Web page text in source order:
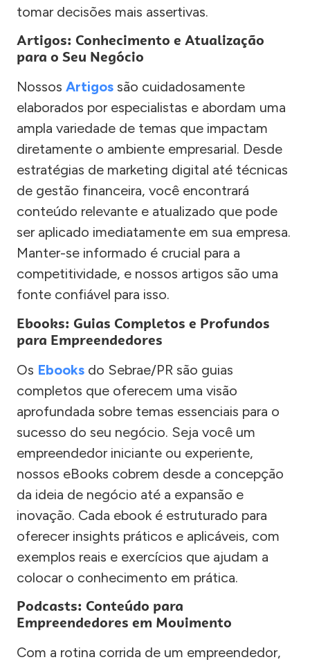
tomar decisões mais assertivas.
Artigos: Conhecimento e Atualização
para o Seu Negócio
Nossos Artigos são cuidadosamente
elaborados por especialistas e abordam uma
ampla variedade de temas que impactam
diretamente o ambiente empresarial. Desde
estratégias de marketing digital até técnicas
de gestão financeira, você encontrará
conteúdo relevante e atualizado que pode
ser aplicado imediatamente em sua empresa.
Manter-se informado é crucial para a
competitividade, e nossos artigos são uma
fonte confiável para isso.
Ebooks: Guias Completos e Profundos
para Empreendedores
Os Ebooks do Sebrae/PR são guias
completos que oferecem uma visão
aprofundada sobre temas essenciais para o
sucesso do seu negócio. Seja você um
empreendedor iniciante ou experiente,
nossos eBooks cobrem desde a concepção
da ideia de negócio até a expansão e
inovação. Cada ebook é estruturado para
oferecer insights práticos e aplicáveis, com
exemplos reais e exercícios que ajudam a
colocar o conhecimento em prática.
Podcasts: Conteúdo para
Empreendedores em Movimento
Com a rotina corrida de um empreendedor,